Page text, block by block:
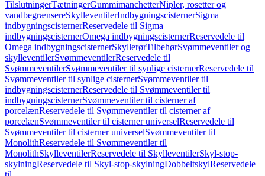
TilslutningerTætningerGummimanchetterNipler, rosetter og
vandbegrænsereSkylleventilerIndbygningscisternerSigma
indbygningscisternerReservedele til Sigma
indbygningscisternerOmega indbygningscisternerReservedele til
Omega indbygningscisternerSkyllerørTilbehørSvømmeventiler og
skylleventilerSvømmeventilerReservedele til
SvømmeventilerSvømmeventiler til synlige cisternerReservedele til
Svømmeventiler til synlige cisternerSvømmeventiler til
indbygningscisternerReservedele til Svømmeventiler til
indbygningscisternerSvømmeventiler til cisterner af
porcelænReservedele til Svømmeventiler til cisterner af
porcelænSvømmeventiler til cisterner universelReservedele til
Svømmeventiler til cisterner universelSvømmeventiler til
MonolithReservedele til Svømmeventiler til
MonolithSkylleventilerReservedele til SkylleventilerSkyl-stop-
skylningReservedele til Skyl-stop-skylningDobbeltskylReservedele